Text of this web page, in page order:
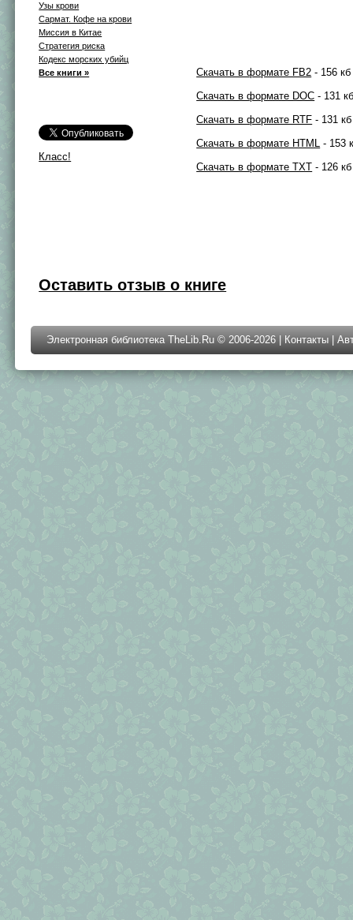
Узы крови
Сармат. Кофе на крови
Миссия в Китае
Стратегия риска
Кодекс морских убийц
Все книги »
Класс!
Скачать в формате FB2 - 156 кб
Скачать в формате DOC - 131
Скачать в формате RTF - 131 кб
Скачать в формате HTML - 153
Скачать в формате TXT - 126 кб
Оставить отзыв о книге
Электронная библиотека TheLib.Ru © 2006-2026 | Контакты |